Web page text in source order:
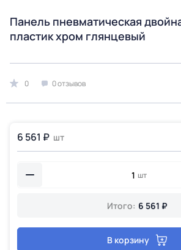
Панель пневматическая
пластик хром глянцевый
0 0 отзывов
6 561 ₽ шт
шт
Итого: 6 561 ₽
В корзину